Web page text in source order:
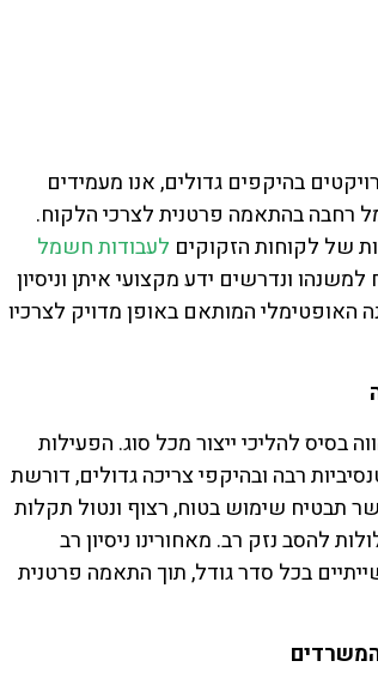
בהיקפים גדולים, אנו מעמידים
רחבה בהתאמה פרטנית לצרכי הלקוח.
של לקוחות הזקוקים לעבודות חשמל
ונדרשים ידע מקצועי איתן וניסיון
המותאם באופן מדויק לצרכיו
להליכי ייצור מכל סוג. הפעילות
רבה ובהיקפי צריכה גדולים, דורשת
שימוש בטוח, רצוף ונטול תקלות
להסב נזק רב. מאחורינו ניסיון רב
בכל סדר גודל, תוך התאמה פרטנית